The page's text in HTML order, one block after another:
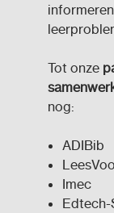
Tot onze
nog:
ADIBib
Imec